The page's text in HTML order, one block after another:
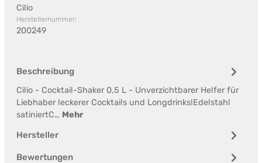
Cilio
Herstellernummer:
200249
Beschreibung
Cilio - Cocktail-Shaker 0,5 L - Unverzichtbarer Helfer für
Liebhaber leckerer Cocktails und Longdrinks!Edelstahl
satiniertC… Mehr
Hersteller
Bewertungen